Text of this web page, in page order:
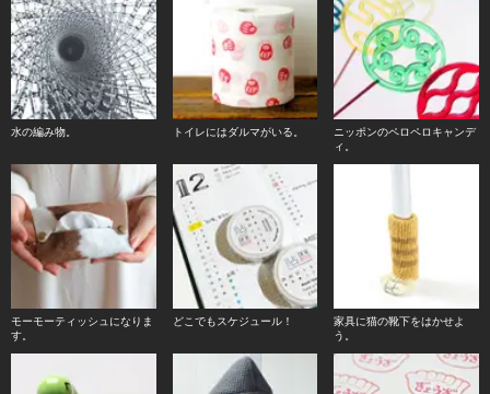
水の編み物。 トイレにはダルマがいる。
ニッポンのペロペロキャンデ
ィ。
モーモーティッシュになりま
す。
どこでもスケジュール！
家具に猫の靴下をはかせよ
う。